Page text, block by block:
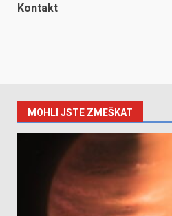
Kontakt
MOHLI JSTE ZMEŠKAT